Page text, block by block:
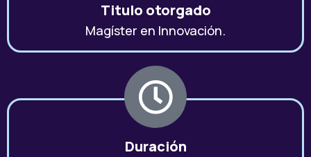
Titulo otorgado
Magíster en Innovación.
Duración